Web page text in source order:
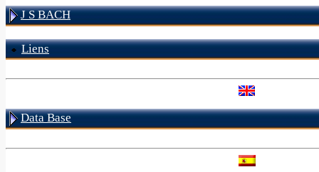
J S BACH
Liens
Data Base